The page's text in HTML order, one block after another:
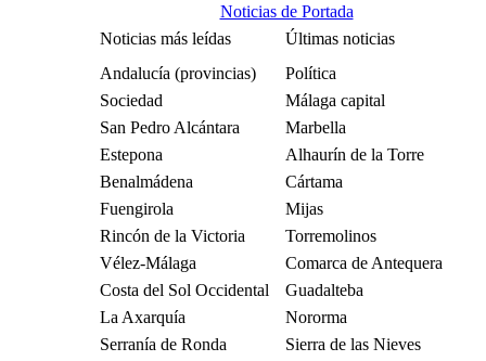
Noticias de Portada
Noticias más leídas
Últimas noticias
Andalucía (provincias)
Política
Sociedad
Málaga capital
San Pedro Alcántara
Marbella
Estepona
Alhaurín de la Torre
Benalmádena
Cártama
Fuengirola
Mijas
Rincón de la Victoria
Torremolinos
Vélez-Málaga
Comarca de Antequera
Costa del Sol Occidental
Guadalteba
La Axarquía
Nororma
Serranía de Ronda
Sierra de las Nieves